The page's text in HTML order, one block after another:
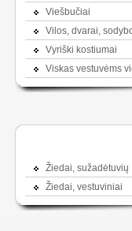
Viešbučiai
Vilos, dvarai,
Vyriški kostiumai
Viskas vestuvėms
Žiedai, sužadėtuvių
Žiedai, vestuviniai